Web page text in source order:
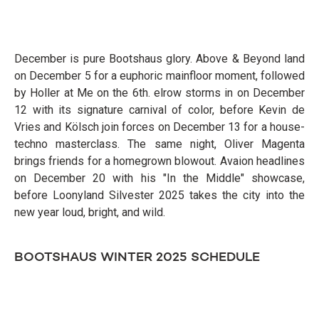
December is pure Bootshaus glory. Above & Beyond land
on December 5 for a euphoric mainfloor moment, followed
by Holler at Me on the 6th. elrow storms in on December
12 with its signature carnival of color, before Kevin de
Vries and Kölsch join forces on December 13 for a house-
techno masterclass. The same night, Oliver Magenta
brings friends for a homegrown blowout. Avaion headlines
on December 20 with his "In the Middle" showcase,
before Loonyland Silvester 2025 takes the city into the
new year loud, bright, and wild.
BOOTSHAUS WINTER 2025 SCHEDULE